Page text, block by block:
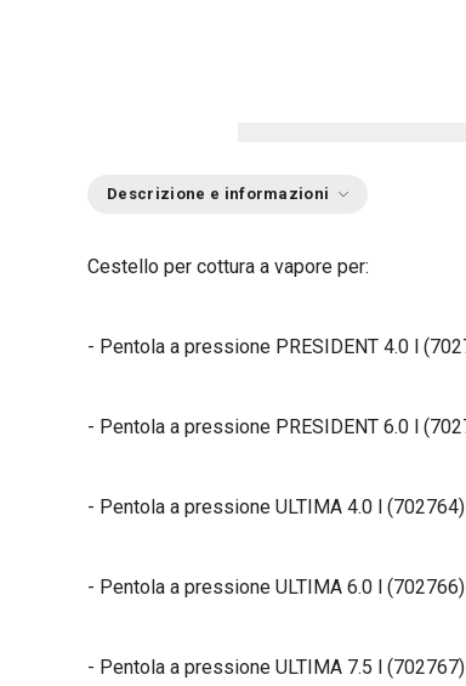
Descrizione e informazioni
Cestello per cottura a vapore per:
- Pentola a pressione PRESIDENT 4.0 l
- Pentola a pressione PRESIDENT 6.0 l
- Pentola a pressione ULTIMA 4.0 l (702764)
- Pentola a pressione ULTIMA 6.0 l (702766)
- Pentola a pressione ULTIMA 7.5 l (702767)